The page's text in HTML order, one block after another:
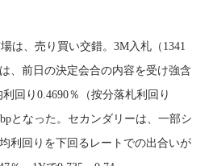
、売り買い交錯。3M入札（1341
、前日の決定会合の内容を受け強含
回り0.4690％（按分落札利回り
となった。セカンダリーは、一部シ
利回りを下回るレートでの出合いが